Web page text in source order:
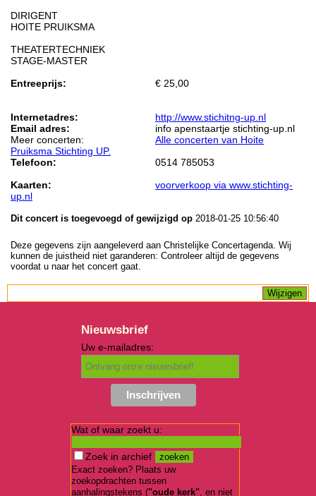
DIRIGENT
HOITE PRUIKSMA
THEATERTECHNIEK
STAGE-MASTER
Entreeprijs:
€ 25,00
Internetadres:
http://www.stichitng-up.nl
Email adres:
info apenstaartje stichting-up.nl
Meer concerten:
Alle concerten van Hoite
Pruiksma Stichting UP.
Telefoon:
0514 785053
Kaarten:
voorverkoop via www.stichting-
up.nl
Dit concert is toegevoegd of gewijzigd op 2018-01-25 10:56:40
Deze gegevens zijn aangeleverd aan Christelijke Concertagenda. Wij
kunnen de juistheid niet garanderen: Controleer altijd de gegevens
voordat u naar het concert gaat.
Nieuwsbrief
Uw e-mailadres:
Wat of waar zoekt u:
Zoek in archief
Exact zoeken? Plaats uw
zoekopdrachten tussen
aanhalingstekens ("oude kerk", en niet